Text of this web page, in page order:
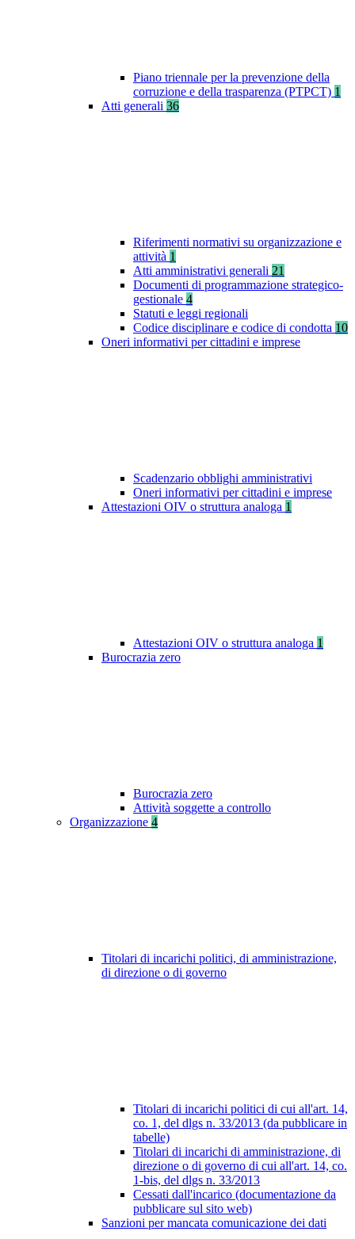
Piano triennale per la prevenzione della
corruzione e della trasparenza (PTPCT) 1
Atti generali 36
Riferimenti normativi su organizzazione e
attività 1
Atti amministrativi generali 21
Documenti di programmazione strategico-
gestionale 4
Statuti e leggi regionali
Codice disciplinare e codice di condotta 10
Oneri informativi per cittadini e imprese
Scadenzario obblighi amministrativi
Oneri informativi per cittadini e imprese
Attestazioni OIV o struttura analoga 1
Attestazioni OIV o struttura analoga 1
Burocrazia zero
Burocrazia zero
Attività soggette a controllo
Organizzazione 4
Titolari di incarichi politici, di amministrazione,
di direzione o di governo
Titolari di incarichi politici di cui all'art. 14,
co. 1, del dlgs n. 33/2013 (da pubblicare in
tabelle)
Titolari di incarichi di amministrazione, di
direzione o di governo di cui all'art. 14, co.
1-bis, del dlgs n. 33/2013
Cessati dall'incarico (documentazione da
pubblicare sul sito web)
Sanzioni per mancata comunicazione dei dati